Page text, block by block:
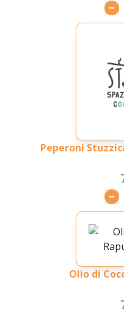
Peperoni
Olio di